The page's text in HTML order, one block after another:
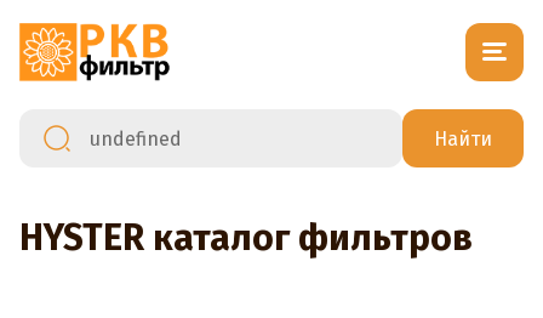
HYSTER каталог фильтров